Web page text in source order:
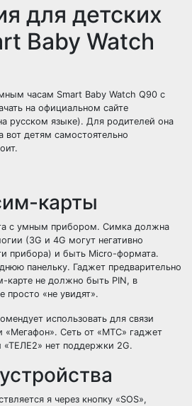
для детских
Baby Watch
часам Smart Baby Watch Q90 с
на официальном сайте
русском языке). Для родителей она
вот детям самостоятельно
карты
с умным прибором. Симка должна
(3G и 4G могут негативно
прибора) и быть Micro-формата.
панельку. Гаджет предварительно
карте не должно быть PIN, в
просто «не увидят».
использовать для связи
«Мегафон». Сеть от «МТС» гаджет
«ТЕЛЕ2» нет поддержки 2G.
я через кнопку «SOS»,